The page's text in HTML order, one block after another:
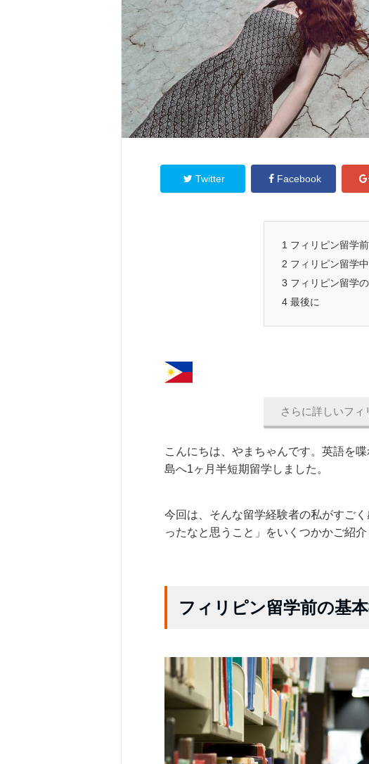
Twitter Facebook
1 フィリピン留学
2 フィリピン留学
3 フィリピン留学
4 最後に
さらに詳しいフ
こんにちは、やまちゃんです。英語を
島へ1ヶ月半短期留学しました。
今回は、そんな留学経験者の私がすご
ったなと思うこと」をいくつかかご紹介
フィリピン留学前の基